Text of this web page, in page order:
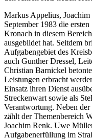
Markus Appelius,
September 1983 die
Kronach in diesem
ausgebildet hat. Seitdem
Aufgabengebiet des
auch Gunther Dressel,
Christian Barnickel
Leistungen erbracht
Einsatz ihren Dienst
Streckenwart sowie als
Verantwortung. Neben
zählt der Themenbereich
Joachim Renk. Uwe
Aufgabenerfüllung im